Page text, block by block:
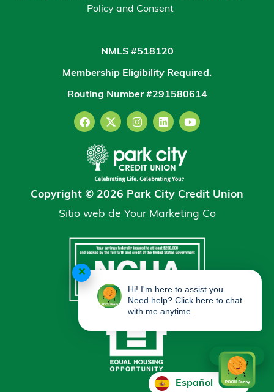
Policy and Consent
NMLS #518120
Membership Eligibility Required.
Routing Number #291580614
Copyright © 2026 Park City Credit Union
Sitio web de Your Marketing Co
Español
✕
Hi! I'm here to assist you.
Need help? Click here to chat
with me anytime.